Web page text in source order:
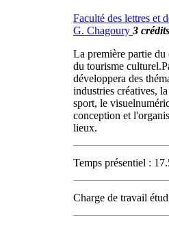
Faculté des lettres et
G. Chagoury 3 crédits
La première partie
du tourisme
développera des
industries créatives,
sport, le
conception et
lieux.
Temps présentiel :
Charge de travail